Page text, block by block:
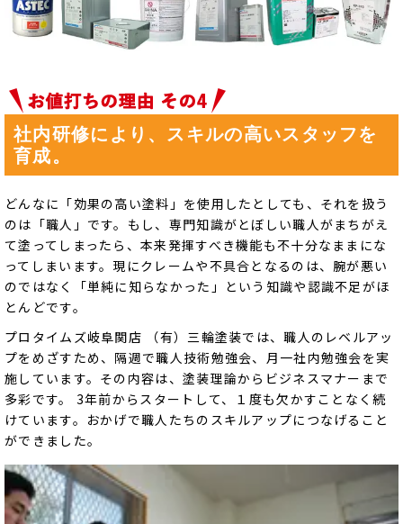
社内研修により、スキルの高いスタッフを
育成。
どんなに「効果の高い塗料」を使用したとしても、それを扱う
のは「職人」です。もし、専門知識がとぼしい職人がまちがえ
て塗ってしまったら、本来発揮すべき機能も不十分なままにな
ってしまいます。現にクレームや不具合となるのは、腕が悪い
のではなく「単純に知らなかった」という知識や認識不足がほ
とんどです。
プロタイムズ岐阜関店 （有）三輪塗装では、職人のレベルアッ
プをめざすため、隔週で職人技術勉強会、月一社内勉強会を実
施しています。その内容は、塗装理論からビジネスマナーまで
多彩です。 3年前からスタートして、１度も欠かすことなく続
けています。おかげで職人たちのスキルアップにつなげること
ができました。